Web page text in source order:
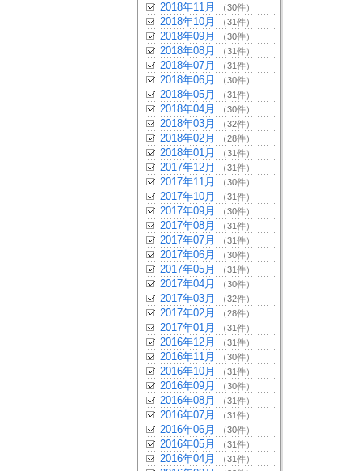
2018年11月 （30件）
2018年10月 （31件）
2018年09月 （30件）
2018年08月 （31件）
2018年07月 （31件）
2018年06月 （30件）
2018年05月 （31件）
2018年04月 （30件）
2018年03月 （32件）
2018年02月 （28件）
2018年01月 （31件）
2017年12月 （31件）
2017年11月 （30件）
2017年10月 （31件）
2017年09月 （30件）
2017年08月 （31件）
2017年07月 （31件）
2017年06月 （30件）
2017年05月 （31件）
2017年04月 （30件）
2017年03月 （32件）
2017年02月 （28件）
2017年01月 （31件）
2016年12月 （31件）
2016年11月 （30件）
2016年10月 （31件）
2016年09月 （30件）
2016年08月 （31件）
2016年07月 （31件）
2016年06月 （30件）
2016年05月 （31件）
2016年04月 （31件）